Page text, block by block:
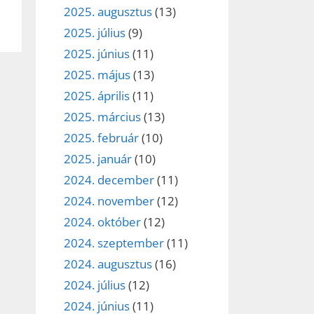
2025. augusztus(13)
2025. július(9)
2025. június(11)
2025. május(13)
2025. április(11)
2025. március(13)
2025. február(10)
2025. január(10)
2024. december(11)
2024. november(12)
2024. október(12)
2024. szeptember(11)
2024. augusztus(16)
2024. július(12)
2024. június(11)